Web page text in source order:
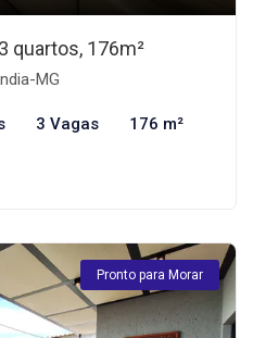
quartos, 176m²
MG
3 Vagas 176 m²
Pronto para Morar